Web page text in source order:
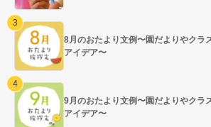
8月のおたより文例〜園だよりやクラ
アイデア〜
9月のおたより文例〜園だよりやクラ
アイデア〜